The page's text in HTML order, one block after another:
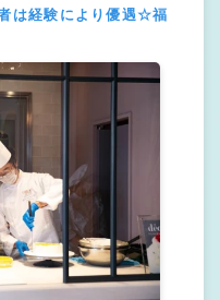
は経験により優遇☆福